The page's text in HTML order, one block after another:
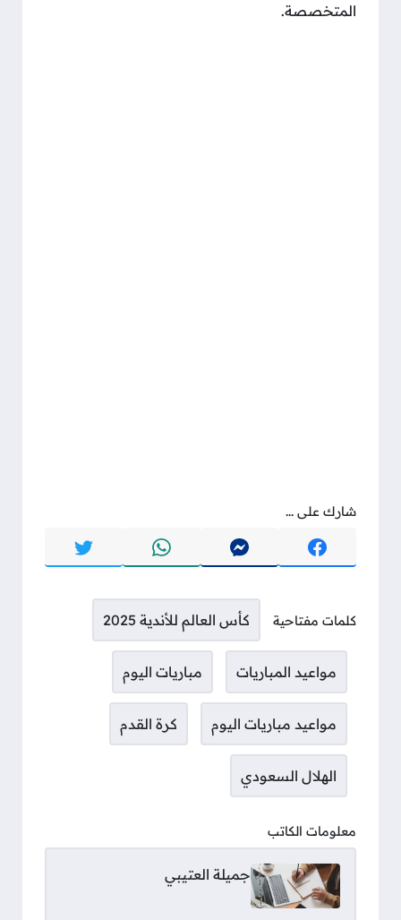
المتخصصة.
شارك على ...
كلمات مفتاحية كأس العالم للأندية 2025
مواعيد المباريات مباريات اليوم
مواعيد مباريات اليوم كرة القدم
الهلال السعودي
معلومات الكاتب
جميلة العتيبي